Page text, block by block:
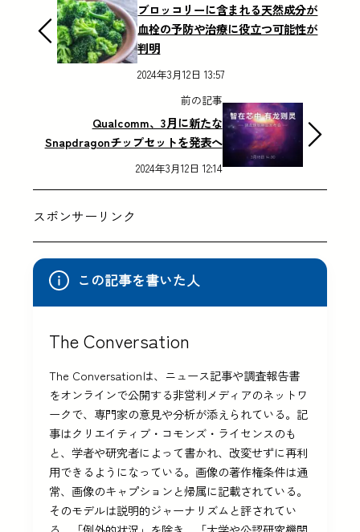
ブロッコリーに含まれる天然成分が
血栓の予防や治療に役立つ可能性が
判明
2024年3月12日 13:57
前の記事
Qualcomm、3月に新たな
Snapdragonチップセットを発表へ
2024年3月12日 12:14
スポンサーリンク
この記事を書いた人
The Conversation
The Conversationは、ニュース記事や調査報告書
をオンラインで公開する非営利メディアのネットワ
ークで、専門家の意見や分析が添えられている。記
事はクリエイティブ・コモンズ・ライセンスのも
と、学者や研究者によって書かれ、改変せずに再利
用できるようになっている。画像の著作権条件は通
常、画像のキャプションと帰属に記載されている。
そのモデルは説明的ジャーナリズムと評されてい